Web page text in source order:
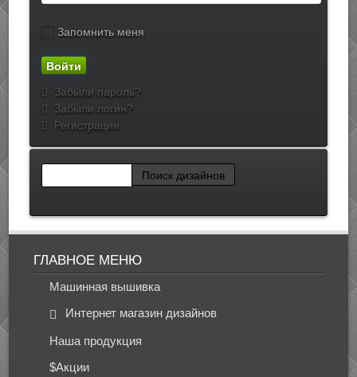
Запомнить меня
Забыли пароль?
Забыли логин?
Регистрация
ГЛАВНОЕ МЕНЮ
Машинная вышивка
Интернет магазин дизайнов
Наша продукция
$Акции